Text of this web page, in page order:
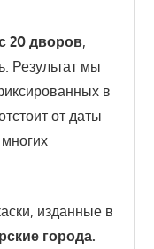
20 дворов,
Результат мы
в
от даты
изданные в
города.